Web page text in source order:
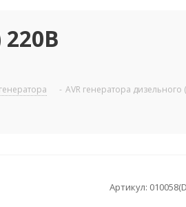
- AVR генератора
Артикул: